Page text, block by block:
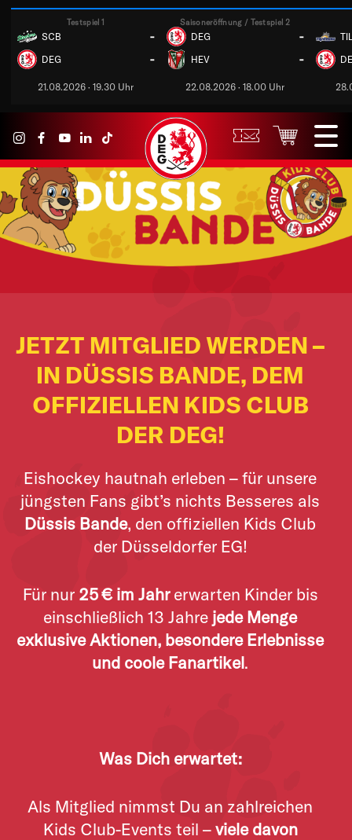
Testspiel 1
SCB -
DEG -
21.08.2026 · 19.30 Uhr
Saisoneröffnung / Testspiel 2
DEG -
HEV -
22.08.2026 · 18.00 Uhr
TIL
JETZT MITGLIED WERDEN –
IN DÜSSIS BANDE, DEM
OFFIZIELLEN KIDS CLUB
DER DEG!
Eishockey hautnah erleben – für unsere
jüngsten Fans gibt’s nichts Besseres als
Düssis Bande, den offiziellen Kids Club
der Düsseldorfer EG!
Für nur 25€im Jahrerwarten Kinder bis
einschließlich 13 Jahre jede Menge
exklusive Aktionen, besondere Erlebnisse
und coole Fanartikel.
Was Dich erwartet:
Als Mitglied nimmst Du an zahlreichen
Kids Club-Events teil –viele davon